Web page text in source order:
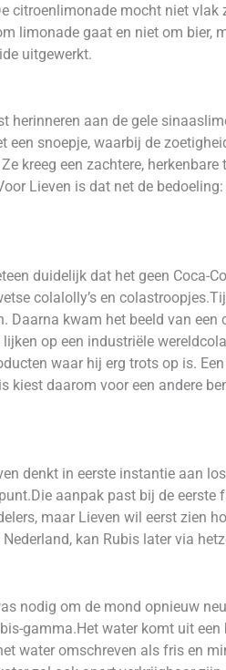
citroenlimonade mocht niet
limonade gaat en niet om bier,
uitgewerkt.
aan de gele
een snoepje, waarbij de
kreeg een zachtere,
Lieven is dat net de
duidelijk dat het geen Coca-
colalolly’s en
Daarna kwam het beeld van
op een industriële
waar hij erg trots op is.
kiest daarom voor een andere
denkt in eerste instantie aan
aanpak past bij de
maar Lieven wil eerst zien
kan Rubis later via
nodig om de mond opnieuw
gamma.Het water komt uit
water omschreven als fris en